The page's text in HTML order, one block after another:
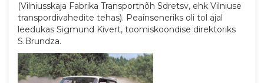
(Vilniusskaja Fabrika Transportnõh Sdretsv, ehk Vilniuse
transpordivahedite tehas). Peainseneriks oli tol ajal
leedukas Sigmund Kivert, toomiskoondise direktoriks
S.Brundza.